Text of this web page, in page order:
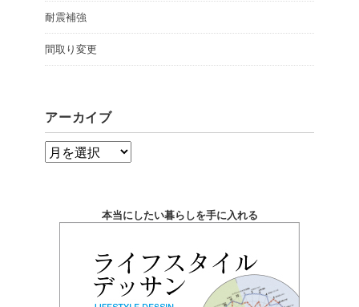
耐震補強
間取り変更
アーカイブ
ア
本当にしたい暮らしを手に入れる